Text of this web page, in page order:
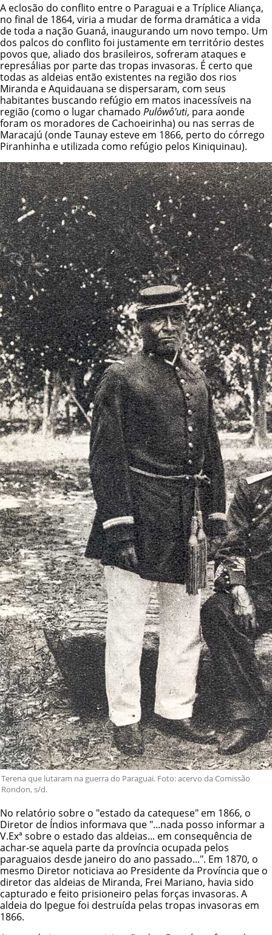
A eclosão do conflito entre o Paraguai e a Tríplice Aliança,
no final de 1864, viria a mudar de forma dramática a vida
de toda a nação Guaná, inaugurando um novo tempo. Um
dos palcos do conflito foi justamente em território destes
povos que, aliado dos brasileiros, sofreram ataques e
represálias por parte das tropas invasoras. É certo que
todas as aldeias então existentes na região dos rios
Miranda e Aquidauana se dispersaram, com seus
habitantes buscando refúgio em matos inacessíveis na
região (como o lugar chamado Pulôwô'uti, para aonde
foram os moradores de Cachoeirinha) ou nas serras de
Maracajú (onde Taunay esteve em 1866, perto do córrego
Piranhinha e utilizada como refúgio pelos Kiniquinau).
Terena que lutaram na guerra do Paraguai. Foto: acervo da Comissão
Rondon, s/d.
No relatório sobre o "estado da catequese" em 1866, o
Diretor de Índios informava que "...nada posso informar a
V.Exª sobre o estado das aldeias... em consequência de
achar-se aquela parte da província ocupada pelos
paraguaios desde janeiro do ano passado...". Em 1870, o
mesmo Diretor noticiava ao Presidente da Província que o
diretor das aldeias de Miranda, Frei Mariano, havia sido
capturado e feito prisioneiro pelas forças invasoras. A
aldeia do Ipegue foi destruída pelas tropas invasoras em
1866.